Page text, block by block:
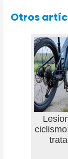
Otros